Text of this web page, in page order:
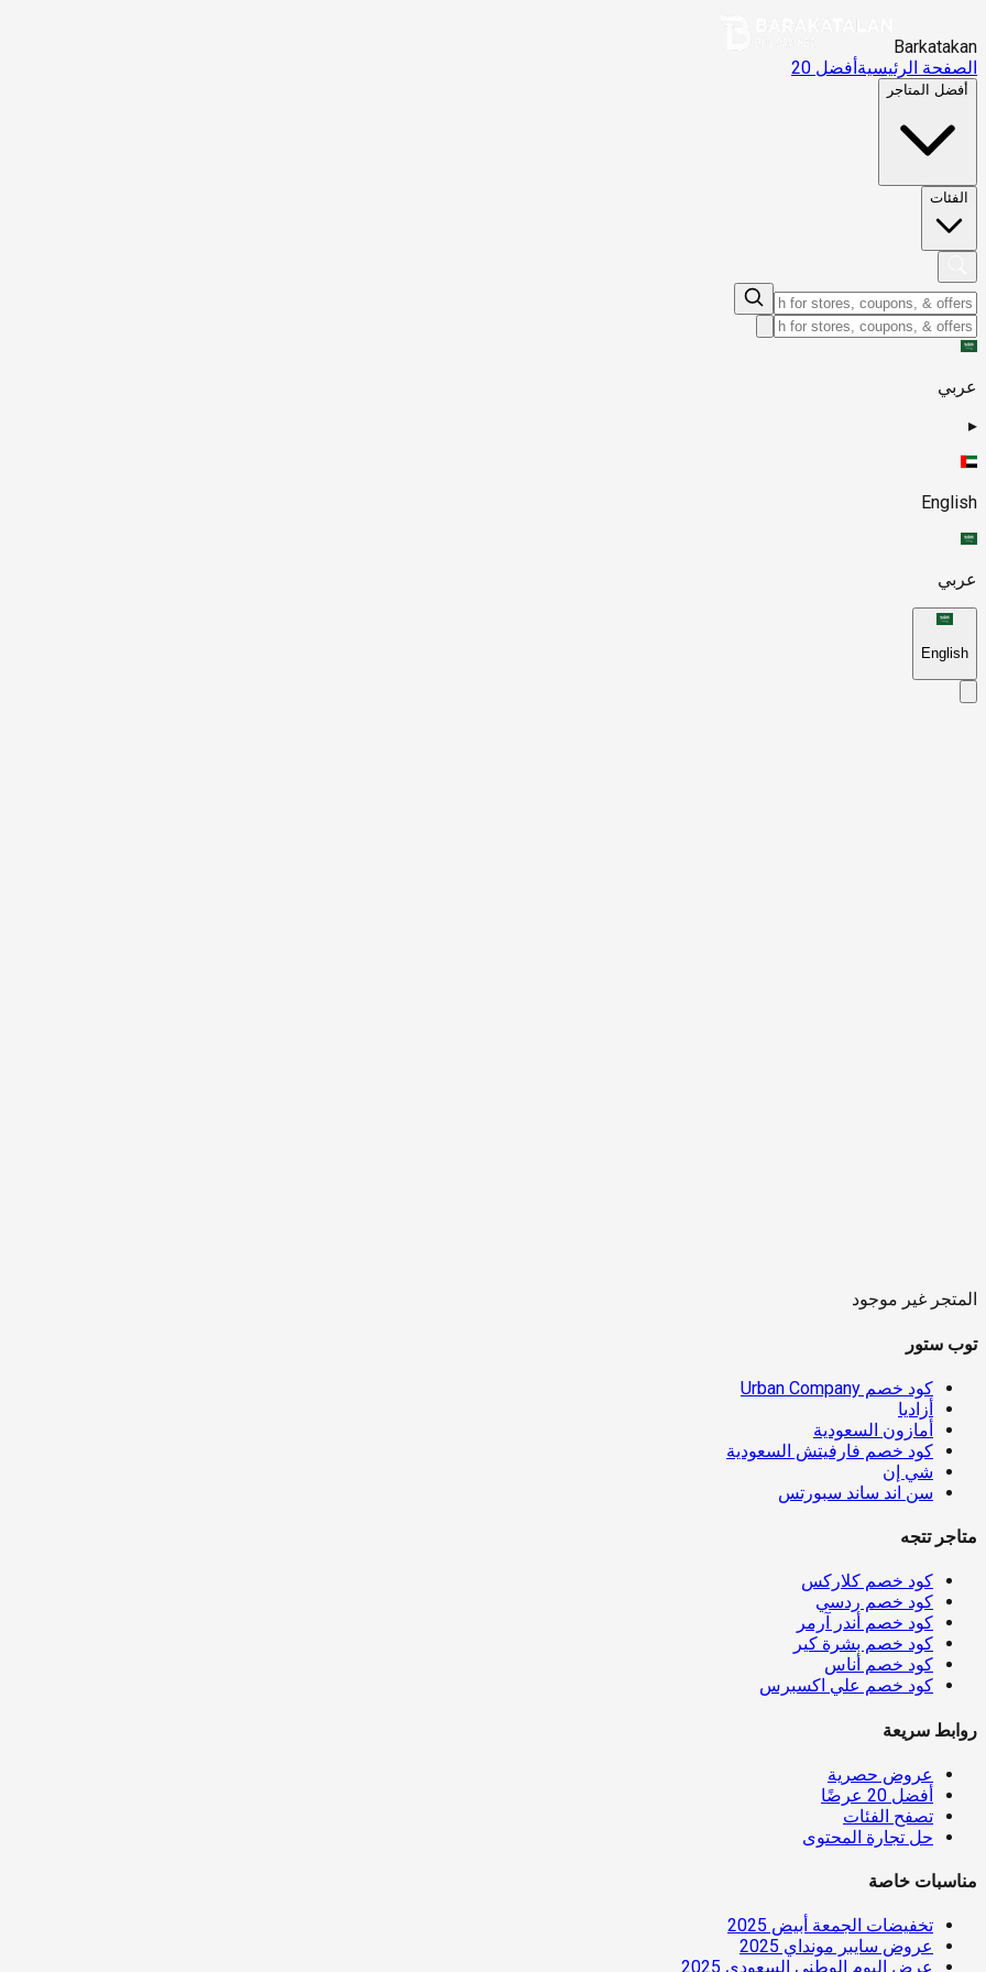
Barkatakan
الصفحة الرئيسيةأفضل 20
أفضل المتاجر
الفئات
عربي
▸
English
عربي
English
المتجر غير موجود
توب ستور
كود خصم Urban Company
أزاديا
أمازون السعودية
كود خصم فارفيتش السعودية
شي إن
سن اند ساند سبورتس
متاجر تتجه
كود خصم كلاركس
كود خصم ردسي
كود خصم أندر آرمر
كود خصم بشرة كير
كود خصم أناس
كود خصم علي اكسبرس
روابط سريعة
عروض حصرية
أفضل 20 عرضًا
تصفح الفئات
حل تجارة المحتوى
مناسبات خاصة
تخفيضات الجمعة أبيض 2025
عروض سايبر مونداي 2025
عرض اليوم الوطني السعودي 2025